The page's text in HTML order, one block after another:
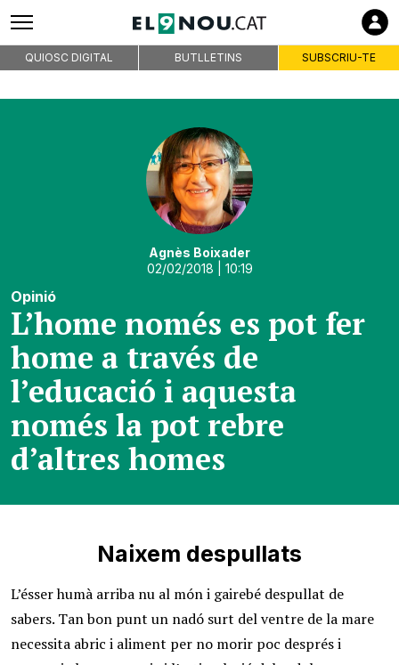
QUIOSC DIGITAL BUTLLETINS SUBSCRIU-TE
Agnès Boixader
02/02/2018 | 10:19
Opinió
L’home només es pot fer
home a través de
l’educació i aquesta
només la pot rebre
d’altres homes
Naixem despullats
L’ésser humà arriba nu al món i gairebé despullat de
sabers. Tan bon punt un nadó surt del ventre de la mare
necessita abric i aliment per no morir poc després i